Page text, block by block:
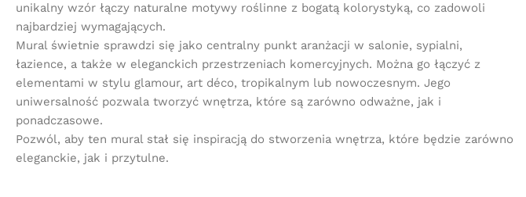
unikalny wzór łączy naturalne motywy roślinne z bogatą kolorystyką, co zadowoli
najbardziej wymagających.
Mural świetnie sprawdzi się jako centralny punkt aranżacji w salonie, sypialni,
łazience, a także w eleganckich przestrzeniach komercyjnych. Można go łączyć z
elementami w stylu glamour, art déco, tropikalnym lub nowoczesnym. Jego
uniwersalność pozwala tworzyć wnętrza, które są zarówno odważne, jak i
ponadczasowe.
Pozwól, aby ten mural stał się inspiracją do stworzenia wnętrza, które będzie zarówno
eleganckie, jak i przytulne.